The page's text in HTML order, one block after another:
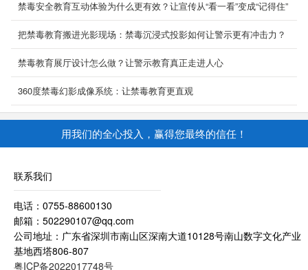
禁毒安全教育互动体验为什么更有效？让宣传从“看一看”变成“记得住”
把禁毒教育搬进光影现场：禁毒沉浸式投影如何让警示更有冲击力？
禁毒教育展厅设计怎么做？让警示教育真正走进人心
360度禁毒幻影成像系统：让禁毒教育更直观
用我们的全心投入，赢得您最终的信任！
联系我们
电话：0755-88600130
邮箱：502290107@qq.com
公司地址：广东省深圳市南山区深南大道10128号南山数字文化产业
基地西塔806-807
粤ICP备2022017748号